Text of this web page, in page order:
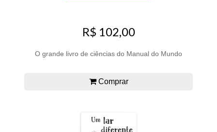
R$ 102,00
O grande livro de ciências do Manual do Mundo
Comprar